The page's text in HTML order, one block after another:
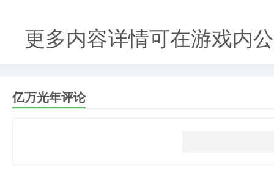
更多内容详情可在游戏内
亿万光年评论